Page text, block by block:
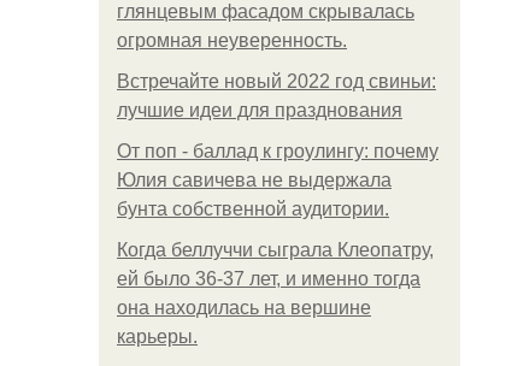
глянцевым фасадом скрывалась
огромная неуверенность.
Встречайте новый 2022 год свиньи:
лучшие идеи для празднования
От поп - баллад к гроулингу: почему
Юлия савичева не выдержала
бунта собственной аудитории.
Когда беллуччи сыграла Клеопатру,
ей было 36-37 лет, и именно тогда
она находилась на вершине
карьеры.